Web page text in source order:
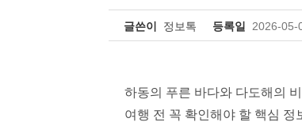
글쓴이 정보톡 등록일 2026-05-
하동의 푸른 바다와 다도해의
여행 전 꼭 확인해야 할 핵심 정